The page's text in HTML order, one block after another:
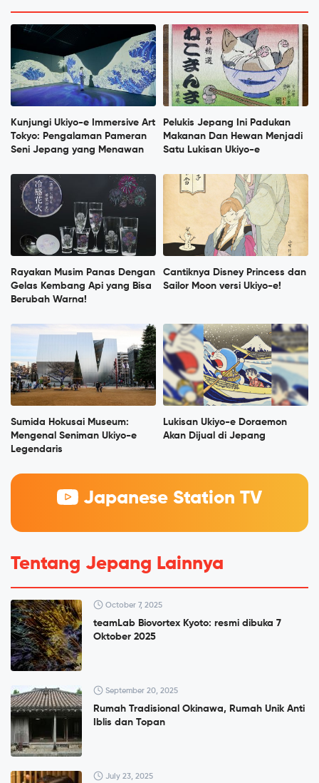
Kunjungi Ukiyo-e Immersive Art
Tokyo: Pengalaman Pameran
Seni Jepang yang Menawan
Pelukis Jepang Ini Padukan
Makanan Dan Hewan Menjadi
Satu Lukisan Ukiyo-e
Rayakan Musim Panas Dengan
Gelas Kembang Api yang Bisa
Berubah Warna!
Cantiknya Disney Princess dan
Sailor Moon versi Ukiyo-e!
Sumida Hokusai Museum:
Mengenal Seniman Ukiyo-e
Legendaris
Lukisan Ukiyo-e Doraemon
Akan Dijual di Jepang
Japanese Station TV
Tentang Jepang Lainnya
October 7, 2025
teamLab Biovortex Kyoto: resmi dibuka 7
Oktober 2025
September 20, 2025
Rumah Tradisional Okinawa, Rumah Unik Anti
Iblis dan Topan
July 23, 2025